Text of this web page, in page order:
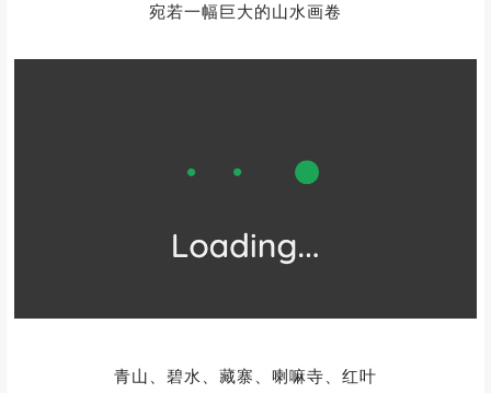
宛若一幅巨大的山水画卷
青山、碧水、藏寨、喇嘛寺、红叶